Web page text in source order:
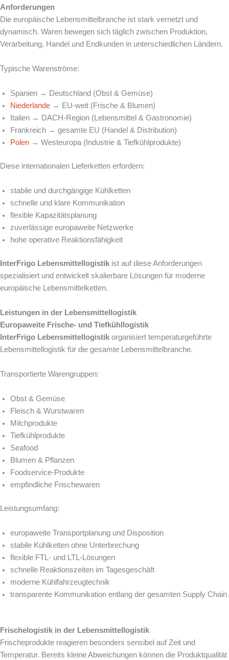
Anforderungen
Die europäische Lebensmittelbranche ist stark vernetzt und
dynamisch. Waren bewegen sich täglich zwischen Produktion,
Verarbeitung, Handel und Endkunden in unterschiedlichen Ländern.
Typische Warenströme:
Spanien → Deutschland (Obst & Gemüse)
Niederlande → EU-weit (Frische & Blumen)
Italien → DACH-Region (Lebensmittel & Gastronomie)
Frankreich → gesamte EU (Handel & Distribution)
Polen → Westeuropa (Industrie & Tiefkühlprodukte)
Diese internationalen Lieferketten erfordern:
stabile und durchgängige Kühlketten
schnelle und klare Kommunikation
flexible Kapazitätsplanung
zuverlässige europaweite Netzwerke
hohe operative Reaktionsfähigkeit
InterFrigo Lebensmittellogistik ist auf diese Anforderungen
spezialisiert und entwickelt skalierbare Lösungen für moderne
europäische Lebensmittelketten.
Leistungen in der Lebensmittellogistik
Europaweite Frische- und Tiefkühllogistik
InterFrigo Lebensmittellogistik organisiert temperaturgeführte
Lebensmittellogistik für die gesamte Lebensmittelbranche.
Transportierte Warengruppen:
Obst & Gemüse
Fleisch & Wurstwaren
Milchprodukte
Tiefkühlprodukte
Seafood
Blumen & Pflanzen
Foodservice-Produkte
empfindliche Frischewaren
Leistungsumfang:
europaweite Transportplanung und Disposition
stabile Kühlketten ohne Unterbrechung
flexible FTL- und LTL-Lösungen
schnelle Reaktionszeiten im Tagesgeschäft
moderne Kühlfahrzeugtechnik
transparente Kommunikation entlang der gesamten Supply Chain
Frischelogistik in der Lebensmittellogistik
Frischeprodukte reagieren besonders sensibel auf Zeit und
Temperatur. Bereits kleine Abweichungen können die Produktqualität